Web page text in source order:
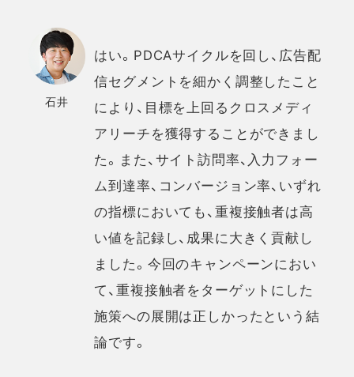
石井
はい。PDCAサイクルを回し、広告配
信セグメントを細かく調整したこと
により、目標を上回るクロスメディ
アリーチを獲得することができまし
た。また、サイト訪問率、入力フォー
ム到達率、コンバージョン率、いずれ
の指標においても、重複接触者は高
い値を記録し、成果に大きく貢献し
ました。今回のキャンペーンにおい
て、重複接触者をターゲットにした
施策への展開は正しかったという結
論です。